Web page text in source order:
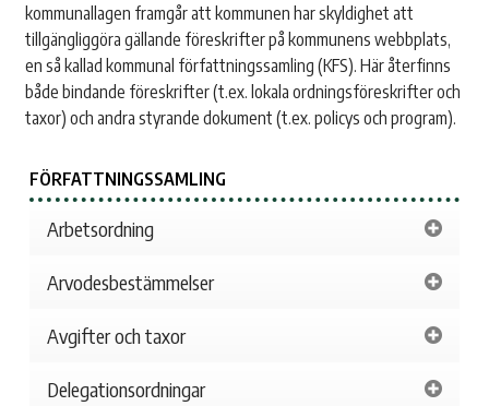
kommunallagen framgår att kommunen har skyldighet att
tillgängliggöra gällande föreskrifter på kommunens webbplats,
en så kallad kommunal författningssamling (KFS). Här återfinns
både bindande föreskrifter (t.ex. lokala ordningsföreskrifter och
taxor) och andra styrande dokument (t.ex. policys och program).
FÖRFATTNINGSSAMLING
Arbetsordning
Arvodesbestämmelser
Avgifter och taxor
Delegationsordningar